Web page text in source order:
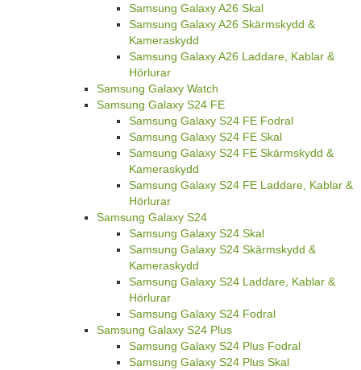
Samsung Galaxy A26 Skal
Samsung Galaxy A26 Skärmskydd &
Kameraskydd
Samsung Galaxy A26 Laddare, Kablar &
Hörlurar
Samsung Galaxy Watch
Samsung Galaxy S24 FE
Samsung Galaxy S24 FE Fodral
Samsung Galaxy S24 FE Skal
Samsung Galaxy S24 FE Skärmskydd &
Kameraskydd
Samsung Galaxy S24 FE Laddare, Kablar &
Hörlurar
Samsung Galaxy S24
Samsung Galaxy S24 Skal
Samsung Galaxy S24 Skärmskydd &
Kameraskydd
Samsung Galaxy S24 Laddare, Kablar &
Hörlurar
Samsung Galaxy S24 Fodral
Samsung Galaxy S24 Plus
Samsung Galaxy S24 Plus Fodral
Samsung Galaxy S24 Plus Skal